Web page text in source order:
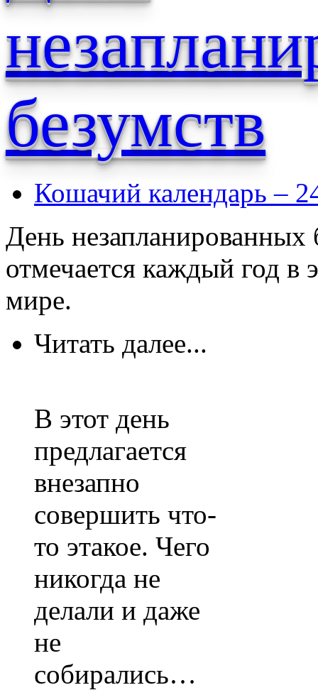
безумств
Кошачий календарь –
День незапланированных
отмечается каждый год в
мире.
Читать далее...
В этот день
предлагается
внезапно
совершить что-
то этакое. Чего
никогда не
делали и даже
не
собирались…